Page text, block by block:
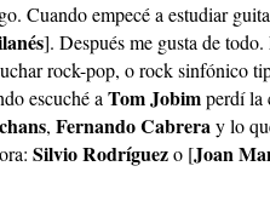
Cuando empecé a estudiar
]. Después me gusta de
rock-pop, o rock sinfónico
escuché aTom Jobimperdí la
, Fernando Cabreray lo
Silvio Rodríguezo [Joan